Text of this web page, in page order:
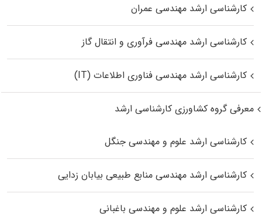
کارشناسی ارشد مهندسی عمران
کارشناسی ارشد مهندسی فرآوری و انتقال گاز
کارشناسی ارشد مهندسی فناوری اطلاعات (IT)
معرفی گروه کشاورزی کارشناسی ارشد
کارشناسی ارشد علوم و مهندسی جنگل
کارشناسی ارشد مهندسی منابع طبیعی بیابان زدایی
کارشناسی ارشد علوم و مهندسی باغبانی